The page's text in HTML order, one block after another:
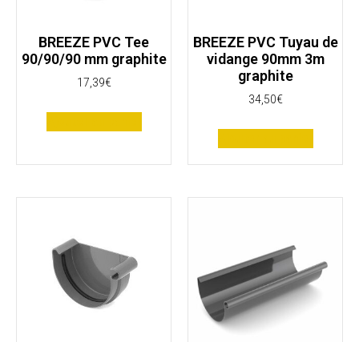
BREEZE PVC Tee
90/90/90 mm graphite
17,39€
BREEZE PVC Tuyau de
vidange 90mm 3m
graphite
34,50€